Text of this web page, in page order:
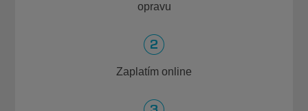
opravu
Zaplatím online